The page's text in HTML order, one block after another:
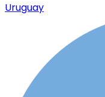
Uruguay